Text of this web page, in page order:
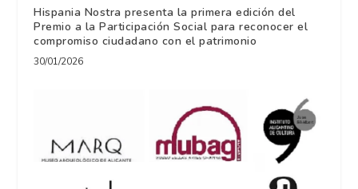
Hispania Nostra presenta la primera edición del
Premio a la Participación Social para reconocer el
compromiso ciudadano con el patrimonio
30/01/2026